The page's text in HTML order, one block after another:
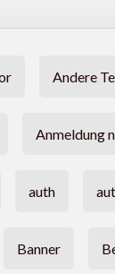
Andere
Anmeldung
auth
Banner